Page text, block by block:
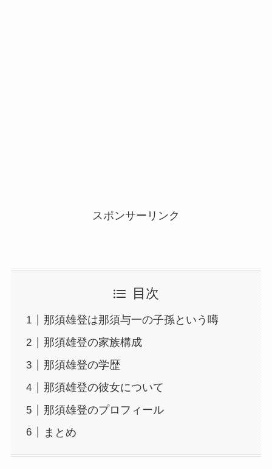
スポンサーリンク
目次
那須雄登は那須与一の子孫という噂
那須雄登の家族構成
那須雄登の学歴
那須雄登の彼女について
那須雄登のプロフィール
まとめ